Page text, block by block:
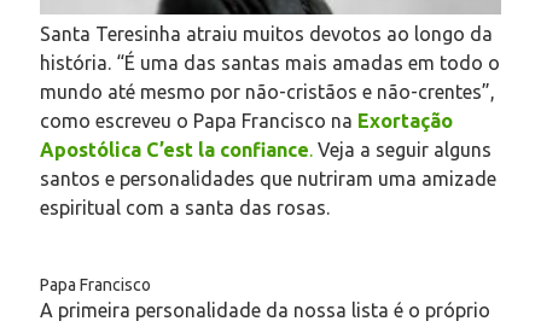
Santa Teresinha atraiu muitos devotos ao longo da
história. “É uma das santas mais amadas em todo o
mundo até mesmo por não-cristãos e não-crentes”,
como escreveu o Papa Francisco na Exortação
Apostólica C’est la confiance. Veja a seguir alguns
santos e personalidades que nutriram uma amizade
espiritual com a santa das rosas.
Papa Francisco
A primeira personalidade da nossa lista é o próprio